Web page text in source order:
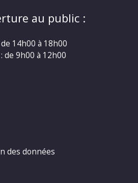
au public :
14h00 à 18h00
9h00 à 12h00
des données